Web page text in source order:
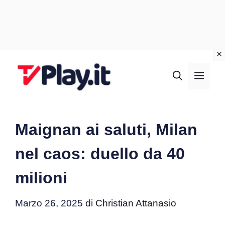
Maignan ai saluti, Milan
nel caos: duello da 40
milioni
Marzo 26, 2025 di Christian Attanasio